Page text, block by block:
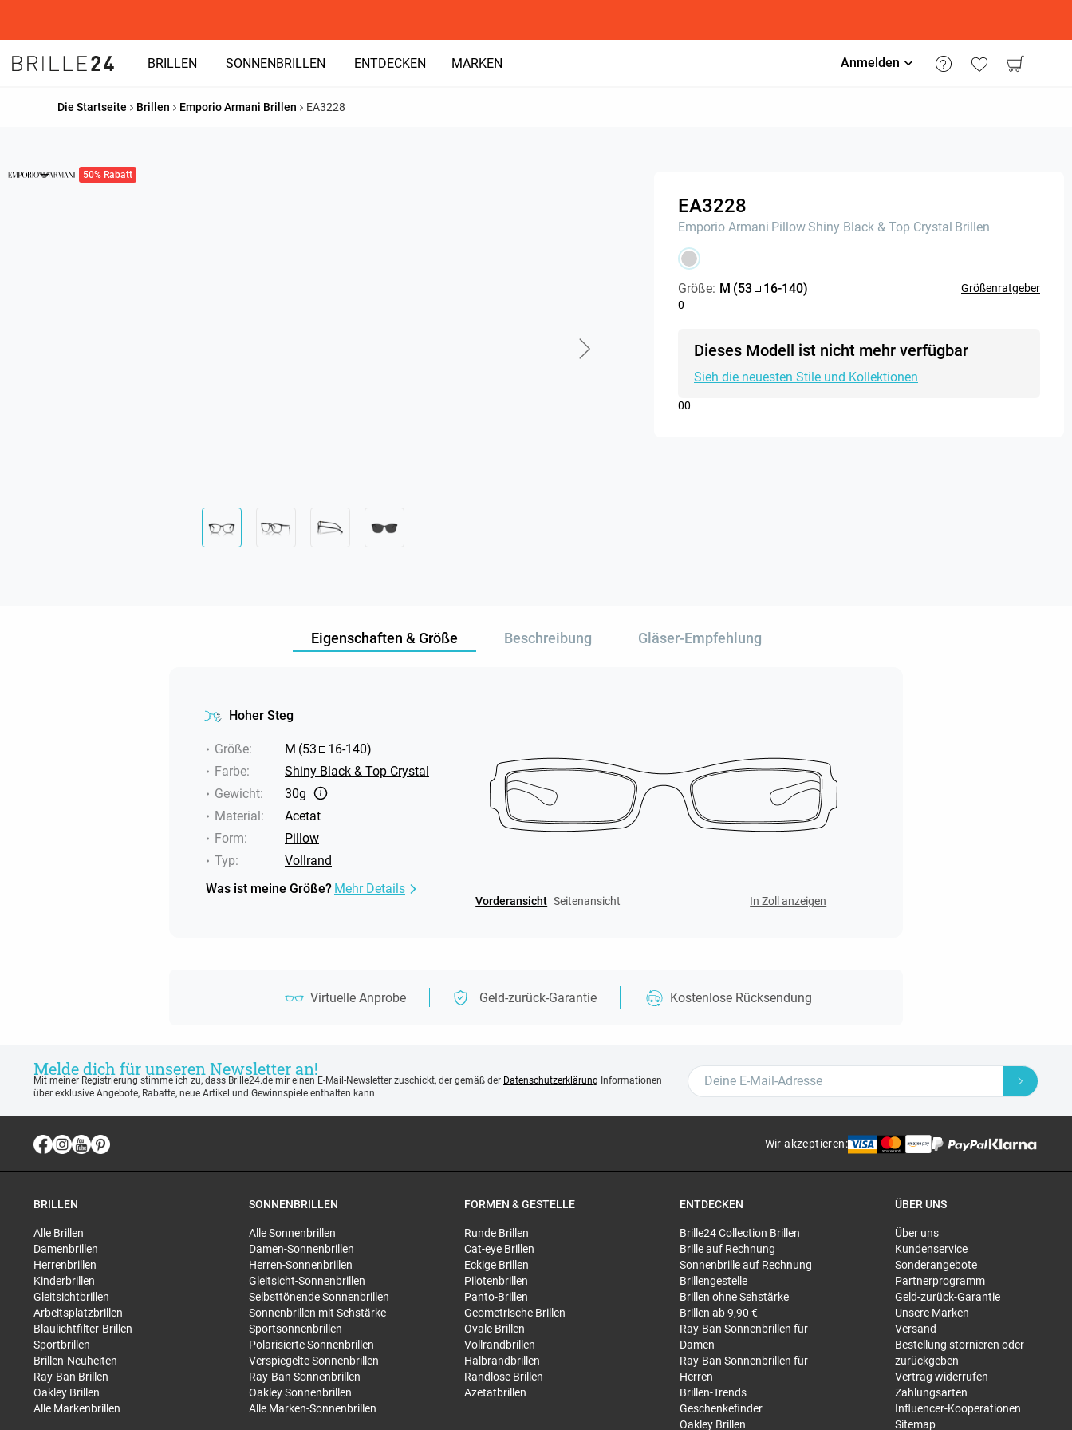
BRILLEN SONNENBRILLEN ENTDECKEN MARKEN Anmelden
Die Startseite Brillen Emporio Armani Brillen EA3228
50% Rabatt
EA3228
Emporio Armani Pillow Shiny Black & Top Crystal Brillen
Größe: M (53 16-140)
Größenratgeber
0
Dieses Modell ist nicht mehr verfügbar
Sieh die neuesten Stile und Kollektionen
00
Eigenschaften & Größe Beschreibung Gläser-Empfehlung
Hoher Steg
Größe: M (53 16-140)
Farbe:
Shiny Black & Top Crystal
Gewicht:
30g
Material:
Acetat
Form:
Pillow
Typ:
Vollrand
Was ist meine Größe? Mehr Details
Vorderansicht Seitenansicht In Zoll anzeigen
Virtuelle Anprobe Geld-zurück-Garantie Kostenlose Rücksendung
Melde dich für unseren Newsletter an!
Mit meiner Registrierung stimme ich zu, dass Brille24.de mir einen E-Mail-Newsletter zuschickt, der gemäß der Datenschutzerklärung Informationen
über exklusive Angebote, Rabatte, neue Artikel und Gewinnspiele enthalten kann.
Wir akzeptieren:
BRILLEN
Alle Brillen
Damenbrillen
Herrenbrillen
Kinderbrillen
Gleitsichtbrillen
Arbeitsplatzbrillen
Blaulichtfilter-Brillen
Sportbrillen
Brillen-Neuheiten
Ray-Ban Brillen
Oakley Brillen
Alle Markenbrillen
SONNENBRILLEN
Alle Sonnenbrillen
Damen-Sonnenbrillen
Herren-Sonnenbrillen
Gleitsicht-Sonnenbrillen
Selbsttönende Sonnenbrillen
Sonnenbrillen mit Sehstärke
Sportsonnenbrillen
Polarisierte Sonnenbrillen
Verspiegelte Sonnenbrillen
Ray-Ban Sonnenbrillen
Oakley Sonnenbrillen
Alle Marken-Sonnenbrillen
FORMEN & GESTELLE
Runde Brillen
Cat-eye Brillen
Eckige Brillen
Pilotenbrillen
Panto-Brillen
Geometrische Brillen
Ovale Brillen
Vollrandbrillen
Halbrandbrillen
Randlose Brillen
Azetatbrillen
ENTDECKEN
Brille24 Collection Brillen
Brille auf Rechnung
Sonnenbrille auf Rechnung
Brillengestelle
Brillen ohne Sehstärke
Brillen ab 9,90 €
Ray-Ban Sonnenbrillen für
Damen
Ray-Ban Sonnenbrillen für
Herren
Brillen-Trends
Geschenkefinder
Oakley Brillen
ÜBER UNS
Über uns
Kundenservice
Sonderangebote
Partnerprogramm
Geld-zurück-Garantie
Unsere Marken
Versand
Bestellung stornieren oder
zurückgeben
Vertrag widerrufen
Zahlungsarten
Influencer-Kooperationen
Sitemap